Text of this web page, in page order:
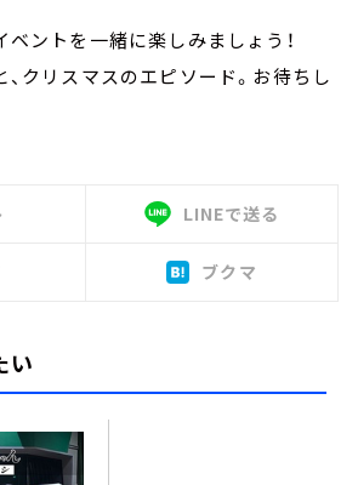
ントを一緒に楽しみましょう！
クリスマスのエピソード。お待ちし
LINEで送る
ブクマ
い